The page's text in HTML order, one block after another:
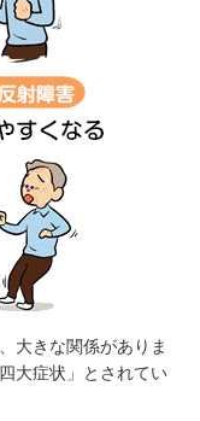
大きな関係がありま
大症状」とされてい